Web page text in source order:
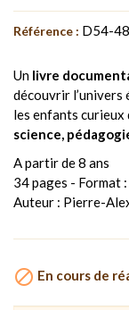
Référence : D54-48
Un livre
découvrir l’univers
les enfants
science,
A partir de 8 ans
34 pages - Format
Auteur : Pierre-
 En cours de